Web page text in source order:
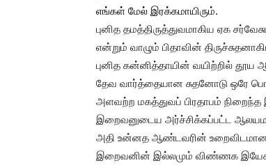
எங்கள் மேல் இரக்கமாயிரும்.
புனித தமத்திருத்துவமாகிய ஏக
என்றும் வாழும் பிதாவின்
புனித கன்னித்தாயின் வயிற்றில் தூய
தேவ வார்த்தையான சுதனோடு ஒரே
அளவற்ற மகத்துவப் பிரதாபம் நிறைந்த
இறைவனுடைய அர்ச்சிக்கப்பட்ட
அதி உன்னத ஆண்டவரின் உறைவிடமான
இறைவனின் இல்லமும் விண்ணக